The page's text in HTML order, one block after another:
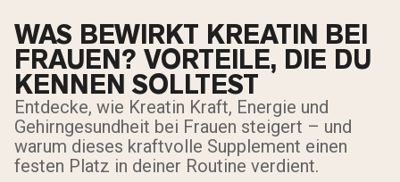
WAS BEWIRKT KREATIN BEI
FRAUEN? VORTEILE, DIE DU
KENNEN SOLLTEST
Entdecke, wie Kreatin Kraft, Energie und
Gehirngesundheit bei Frauen steigert – und
warum dieses kraftvolle Supplement einen
festen Platz in deiner Routine verdient.